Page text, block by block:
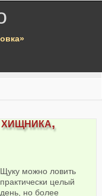
Щуку можно ловить
практически целый
день, но более